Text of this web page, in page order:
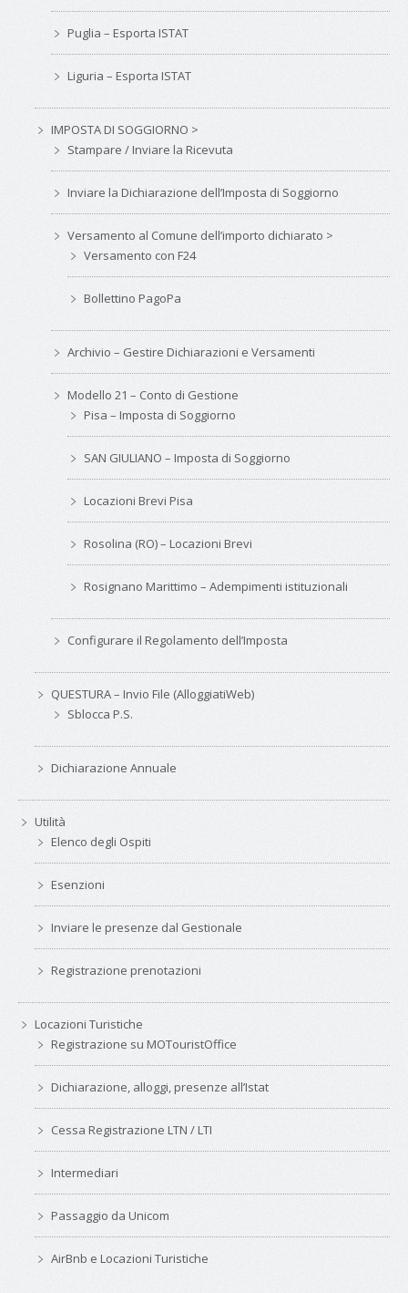
Puglia – Esporta ISTAT
Liguria – Esporta ISTAT
IMPOSTA DI SOGGIORNO >
Stampare / Inviare la Ricevuta
Inviare la Dichiarazione dell’Imposta di Soggiorno
Versamento al Comune dell’importo dichiarato >
Versamento con F24
Bollettino PagoPa
Archivio – Gestire Dichiarazioni e Versamenti
Modello 21 – Conto di Gestione
Pisa – Imposta di Soggiorno
SAN GIULIANO – Imposta di Soggiorno
Locazioni Brevi Pisa
Rosolina (RO) – Locazioni Brevi
Rosignano Marittimo – Adempimenti istituzionali
Configurare il Regolamento dell’Imposta
QUESTURA – Invio File (AlloggiatiWeb)
Sblocca P.S.
Dichiarazione Annuale
Utilità
Elenco degli Ospiti
Esenzioni
Inviare le presenze dal Gestionale
Registrazione prenotazioni
Locazioni Turistiche
Registrazione su MOTouristOffice
Dichiarazione, alloggi, presenze all’Istat
Cessa Registrazione LTN / LTI
Intermediari
Passaggio da Unicom
AirBnb e Locazioni Turistiche